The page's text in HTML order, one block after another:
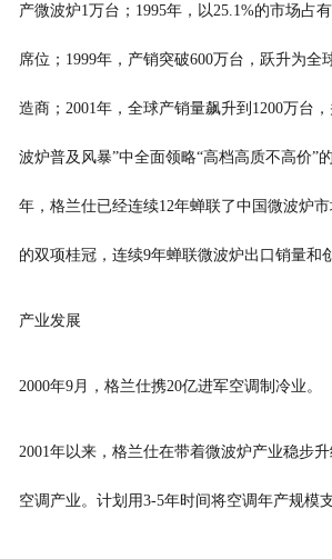
产微波炉1万台 ；1995年，以25.1%的市场占
席位；1999年，产销突破600万台，跃升为全
造商；2001年，全球产销量飙升到1200万台
波炉普及风暴”中全面领略“高档高质不高价”
年，格兰仕已经连续12年蝉联了中国微波炉
的双项桂冠，连续9年蝉联微波炉出口销量和
产业发展
2000年9月，格兰仕携20亿进军空调制冷业。
2001年以来，格兰仕在带着微波炉产业稳步
空调产业。计划用3-5年时间将空调年产规模